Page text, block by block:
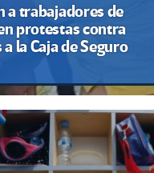
a trabajadores de
protestas contra
la Caja de Seguro